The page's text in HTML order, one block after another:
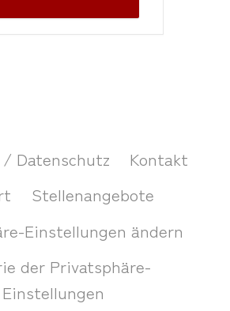
/ Datenschutz
Kontakt
Stellenangebote
Einstellungen ändern
der Privatsphäre-
Einstellungen